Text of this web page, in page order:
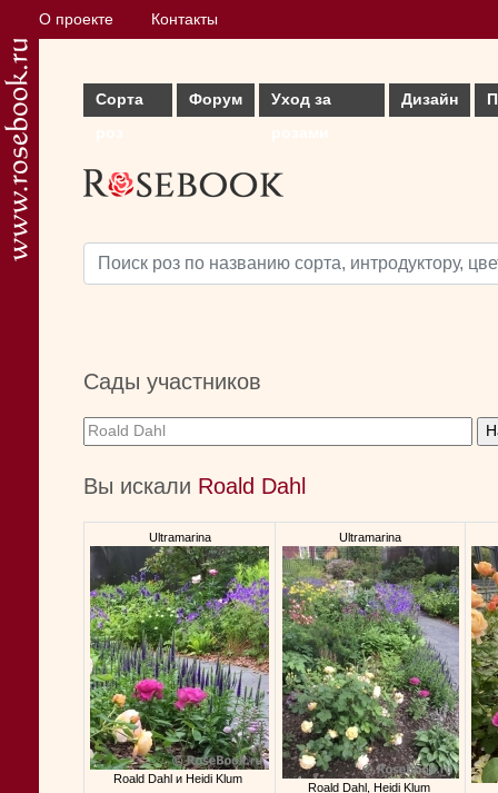
О проекте Контакты
Сорта
Форум
Уход за
Дизайн
Сады участников
Вы искали Roald Dahl
Ultramarina
Roald Dahl и Heidi Klum
Ultramarina
Roald Dahl, Heidi Klum